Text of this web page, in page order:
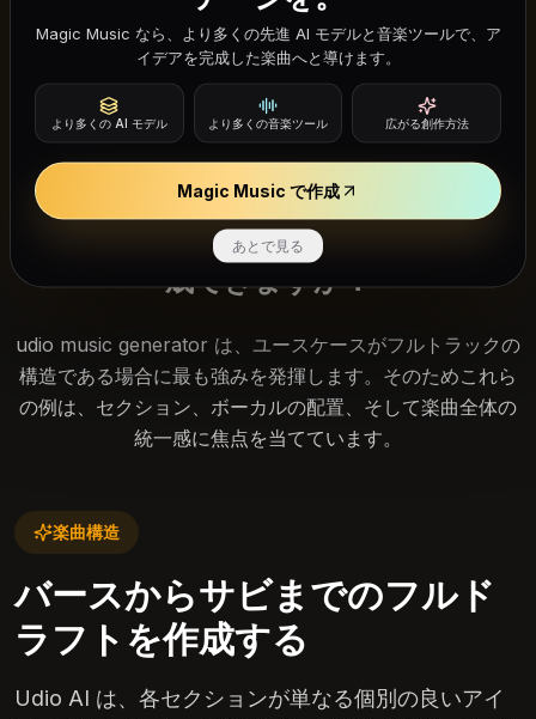
Udio のワークフロー
Udio Music ジェネレーターは何を作
成できますか？
udio music generator は、ユースケースがフルトラックの
構造である場合に最も強みを発揮します。そのためこれら
の例は、セクション、ボーカルの配置、そして楽曲全体の
統一感に焦点を当てています。
楽曲構造
バースからサビまでのフルド
ラフトを作成する
Udio AI は、各セクションが単なる個別の良いアイ
Magic Music なら、より多くの先進 AI モデルと音楽ツールで、ア
イデアを完成した楽曲へと導けます。
より多くの AI モデル より多くの音楽ツール 広がる創作方法
Magic Music で作成
あとで見る